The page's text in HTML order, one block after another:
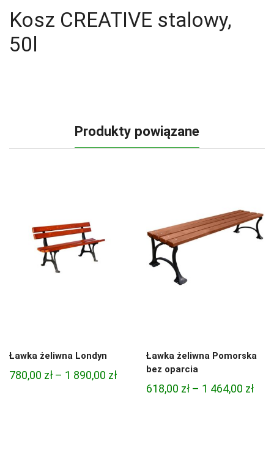
Kosz CREATIVE stalowy,
50l
Produkty powiązane
Ławka żeliwna Londyn
780,00 zł – 1 890,00 złZakres
Ławka żeliwna Pomorska
bez oparcia
618,00 zł – 1 464,00 zł